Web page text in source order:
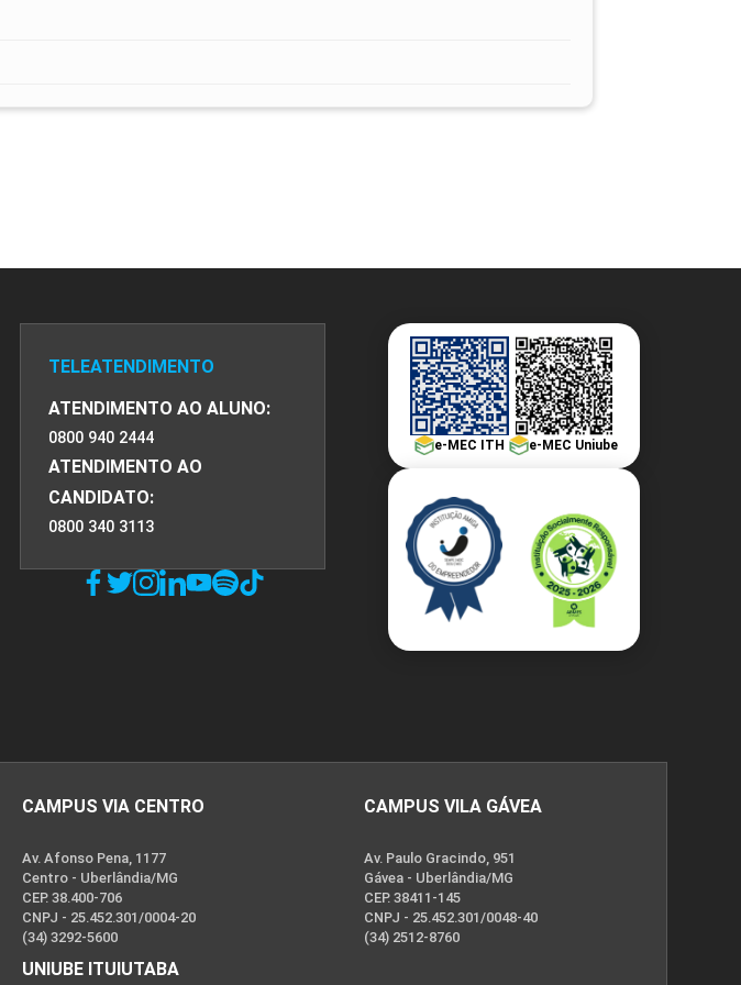
TELEATENDIMENTO
ATENDIMENTO AO ALUNO:
0800 940 2444
ATENDIMENTO AO
CANDIDATO:
0800 340 3113
e-MEC ITH e-MEC Uniube
CAMPUS VIA CENTRO
Av. Afonso Pena, 1177
Centro - Uberlândia/MG
CEP. 38.400-706
CNPJ - 25.452.301/0004-20
(34) 3292-5600
UNIUBE ITUIUTABA
CAMPUS VILA GÁVEA
Av. Paulo Gracindo, 951
Gávea - Uberlândia/MG
CEP. 38411-145
CNPJ - 25.452.301/0048-40
(34) 2512-8760